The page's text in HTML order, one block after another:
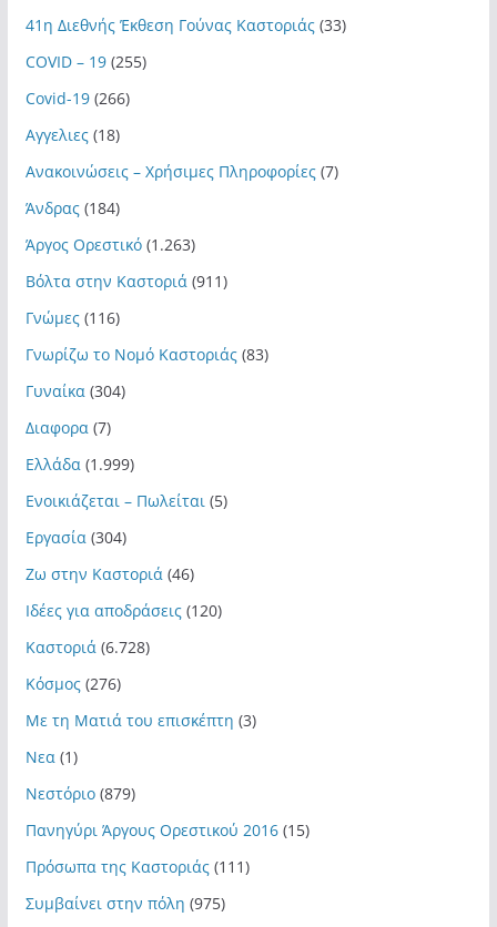
41η Διεθνής Έκθεση Γούνας Καστοριάς(33)
COVID – 19(255)
Covid-19(266)
Αγγελιες(18)
Ανακοινώσεις – Χρήσιμες Πληροφορίες(7)
Άνδρας(184)
Άργος Ορεστικό(1.263)
Βόλτα στην Καστοριά(911)
Γνώμες(116)
Γνωρίζω το Νομό Καστοριάς(83)
Γυναίκα(304)
Διαφορα(7)
Ελλάδα(1.999)
Ενοικιάζεται – Πωλείται(5)
Εργασία(304)
Ζω στην Καστοριά(46)
Ιδέες για αποδράσεις(120)
Καστοριά(6.728)
Κόσμος(276)
Με τη Ματιά του επισκέπτη (3)
Νεα(1)
Νεστόριο(879)
Πανηγύρι Άργους Ορεστικού 2016(15)
Πρόσωπα της Καστοριάς(111)
Συμβαίνει στην πόλη (975)